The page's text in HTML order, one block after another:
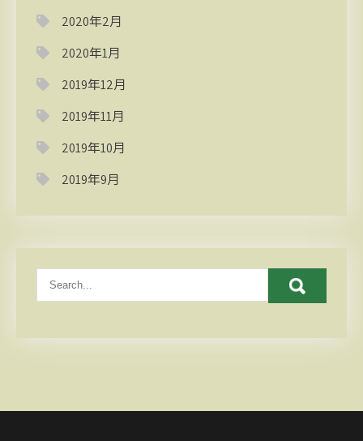
2020年2月
2020年1月
2019年12月
2019年11月
2019年10月
2019年9月